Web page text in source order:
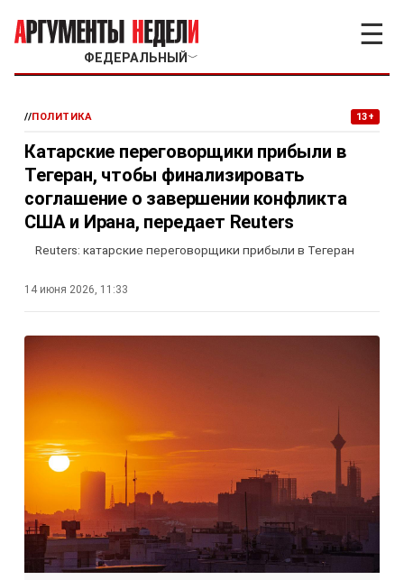
ФЕДЕРАЛЬНЫЙ ﹀
☰
//ПОЛИТИКА 13+
Катарские переговорщики прибыли в
Тегеран, чтобы финализировать
соглашение о завершении конфликта
США и Ирана, передает Reuters
Reuters: катарские переговорщики прибыли в Тегеран
14 июня 2026, 11:33